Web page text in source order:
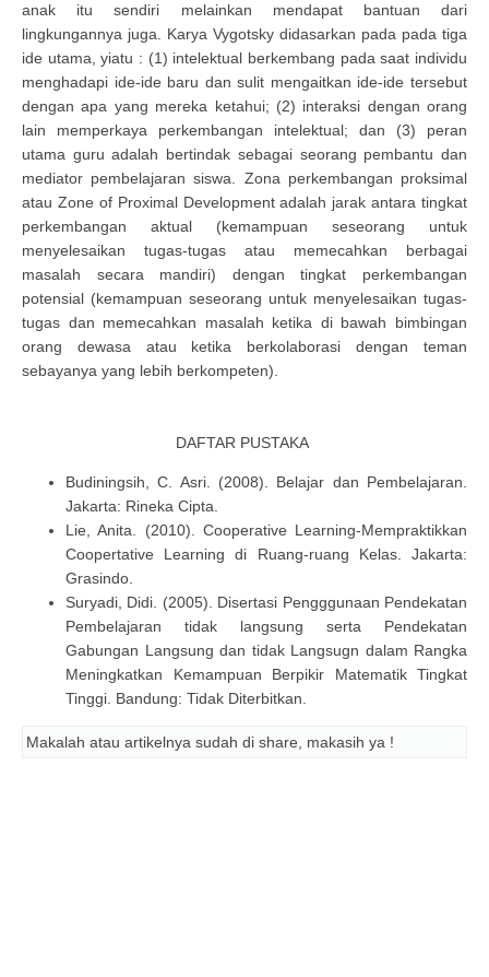
anak itu sendiri melainkan mendapat bantuan dari
lingkungannya juga. Karya Vygotsky didasarkan pada pada tiga
ide utama, yiatu : (1) intelektual berkembang pada saat individu
menghadapi ide-ide baru dan sulit mengaitkan ide-ide tersebut
dengan apa yang mereka ketahui; (2) interaksi dengan orang
lain memperkaya perkembangan intelektual; dan (3) peran
utama guru adalah bertindak sebagai seorang pembantu dan
mediator pembelajaran siswa. Zona perkembangan proksimal
atau Zone of Proximal Development adalah jarak antara tingkat
perkembangan aktual (kemampuan seseorang untuk
menyelesaikan tugas-tugas atau memecahkan berbagai
masalah secara mandiri) dengan tingkat perkembangan
potensial (kemampuan seseorang untuk menyelesaikan tugas-
tugas dan memecahkan masalah ketika di bawah bimbingan
orang dewasa atau ketika berkolaborasi dengan teman
sebayanya yang lebih berkompeten).
DAFTAR PUSTAKA
Budiningsih, C. Asri. (2008). Belajar dan Pembelajaran.
Jakarta: Rineka Cipta.
Lie, Anita. (2010). Cooperative Learning-Mempraktikkan
Coopertative Learning di Ruang-ruang Kelas. Jakarta:
Grasindo.
Suryadi, Didi. (2005). Disertasi Pengggunaan Pendekatan
Pembelajaran tidak langsung serta Pendekatan
Gabungan Langsung dan tidak Langsugn dalam Rangka
Meningkatkan Kemampuan Berpikir Matematik Tingkat
Tinggi. Bandung: Tidak Diterbitkan.
Makalah atau artikelnya sudah di share, makasih ya !